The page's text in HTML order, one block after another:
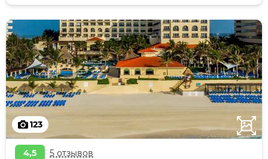
123
4,5 5 отзывов